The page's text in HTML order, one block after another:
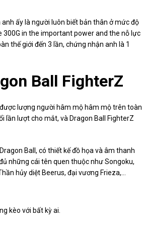
ấy là người luôn biết bản thân ở mức độ
300G in the important power and the nỗ lực
thế giới đến 3 lần, chứng nhận anh là 1
Ball FighterZ
lượng người hâm mộ hâm mộ trên toàn
lần lượt cho mắt, và Dragon Ball FighterZ
Ball, có thiết kế đồ họa và âm thanh
những cái tên quen thuộc như Songoku,
hủy diệt Beerus, đại vương Frieza,…
kèo với bất kỳ ai.